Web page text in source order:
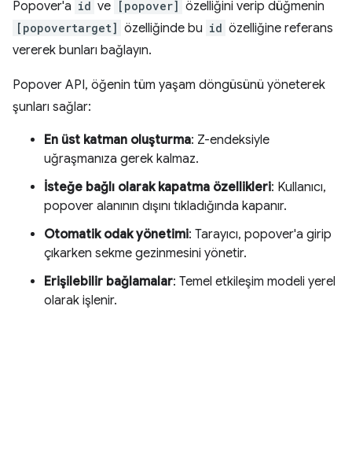
Popover'a id ve [popover] özelliğini verip düğmenin
[popovertarget] özelliğinde bu id özelliğine referans
vererek bunları bağlayın.
Popover API, öğenin tüm yaşam döngüsünü yöneterek
şunları sağlar:
En üst katman oluşturma: Z-endeksiyle
uğraşmanıza gerek kalmaz.
İsteğe bağlı olarak kapatma özellikleri: Kullanıcı,
popover alanının dışını tıkladığında kapanır.
Otomatik odak yönetimi: Tarayıcı, popover'a girip
çıkarken sekme gezinmesini yönetir.
Erişilebilir bağlamalar: Temel etkileşim modeli yerel
olarak işlenir.